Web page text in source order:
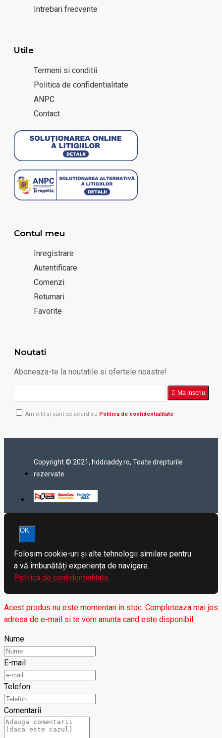
Intrebari frecvente
Utile
Termeni si conditii
Politica de confidentialitate
ANPC
Contact
Contul meu
Inregistrare
Autentificare
Comenzi
Returnari
Favorite
Noutati
Aboneaza-te la noutatile si ofertele noastre!
Ma inscriu
Am citit şi sunt de acord cu Politica de confidentialitate
Copyright © 2021, hddcaddy.ro, Toate drepturile
rezervate
OK
Folosim cookie-uri și alte tehnologii similare pentru
a vă îmbunătăți experiența de navigare.
Politica de confidențialitate.
Acest produs nu este momentan in stoc. Completeaza mai jos
adresa de e-mail si te vom anunta cand este disponibil.
Nume
E-mail
Telefon
Comentarii